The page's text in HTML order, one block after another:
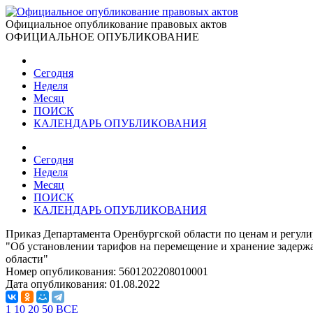
Официальное опубликование правовых актов
ОФИЦИАЛЬНОЕ ОПУБЛИКОВАНИЕ
Сегодня
Неделя
Месяц
ПОИСК
КАЛЕНДАРЬ ОПУБЛИКОВАНИЯ
Сегодня
Неделя
Месяц
ПОИСК
КАЛЕНДАРЬ ОПУБЛИКОВАНИЯ
Приказ Департамента Оренбургской области по ценам и
"Об установлении тарифов на перемещение и хранение
области"
Номер опубликования: 5601202208010001
Дата опубликования: 01.08.2022
1 10 20 50 ВСЕ